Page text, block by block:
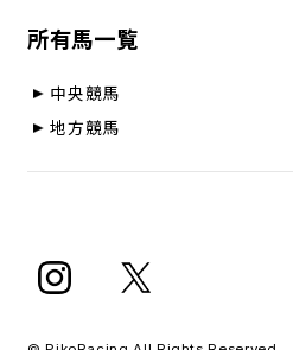
所有馬一覧
中央競馬
地方競馬